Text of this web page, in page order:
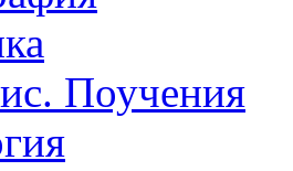
Поучения